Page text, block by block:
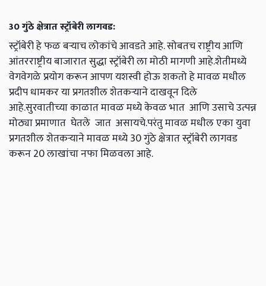
30 गुंठे क्षेत्रात स्ट्रॉबेरी लागवड:
स्ट्रॉबेरी हे फळ बऱ्याच लोकांचे आवडते आहे. सोबतच राष्ट्रीय आणि
आंतरराष्ट्रीय बाजारात सुद्धा स्ट्रॉबेरी ला मोठी मागणी आहे.शेतीमध्ये
वेगवेगळे प्रयोग करून आपण यशस्वी होऊ शकतो हे मावळ मधील
प्रदीप धामकर या प्रगतशील शेतकऱ्याने दाखवून दिले
आहे.सुरवातीच्या काळात मावळ मध्ये केवळ भात आणि उसाचे उत्पन्न
मोठ्या प्रमाणात घेतले जात असायचे.परंतु मावळ मधील एका युवा
प्रगतशील शेतकऱ्याने मावळ मध्ये 30 गुंठे क्षेत्रात स्ट्रॉबेरी लागवड
करून 20 लाखांचा नफा मिळवला आहे.